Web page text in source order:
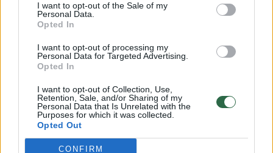
I want to opt-out of the Sale of my
Personal Data.
Opted In
I want to opt-out of processing my
Personal Data for Targeted Advertising.
Opted In
I want to opt-out of Collection, Use,
Retention, Sale, and/or Sharing of my
Personal Data that Is Unrelated with the
Purposes for which it was collected.
Opted Out
CONFIRM
00:00:59
Nufilmavo, kaip patvino Vilniaus Vakarinis aplinkkelis:
Žinios | Lietuvos diena
Avarija Vilniuje: į stotelę įsirėžęs automobilis sužalojo
dvi moteris
Žinios